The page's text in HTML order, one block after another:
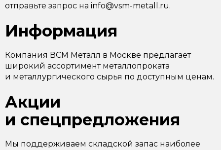
отправьте запрос на info@vsm-metall.ru.
Информация
Компания ВСМ Металл в Москве предлагает
широкий ассортимент металлопроката
и металлургического сырья по доступным ценам.
Акции
и спецпредложения
Мы поддерживаем складской запас наиболее